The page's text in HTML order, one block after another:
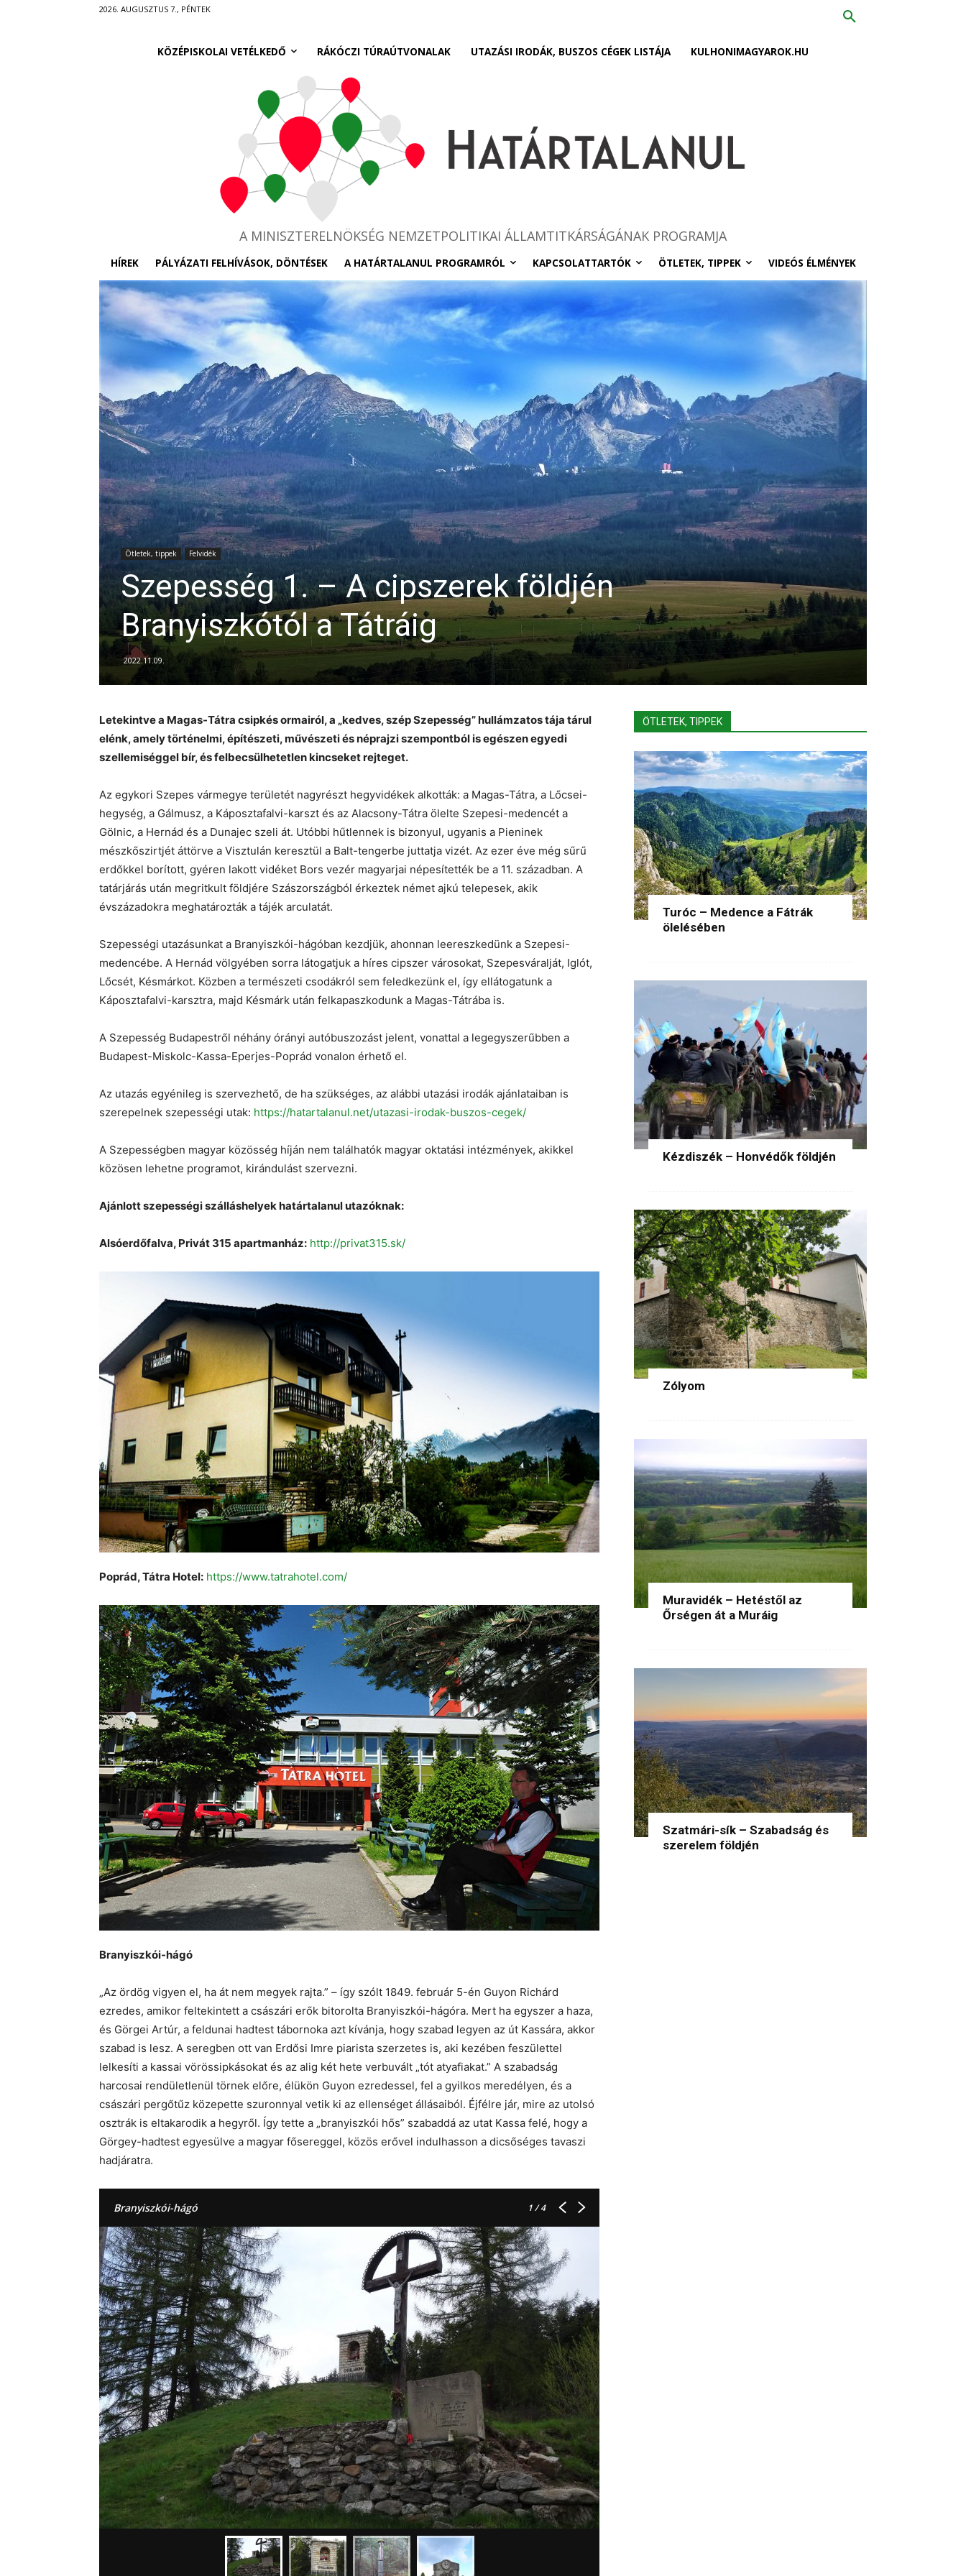
2026. AUGUSZTUS 7., PÉNTEK
KÖZÉPISKOLAI VETÉLKEDŐ RÁKÓCZI TÚRAÚTVONALAK UTAZÁSI IRODÁK, BUSZOS CÉGEK LISTÁJA KULHONIMAGYAROK.HU
A MINISZTERELNÖKSÉG NEMZETPOLITIKAI ÁLLAMTITKÁRSÁGÁNAK PROGRAMJA
HÍREK PÁLYÁZATI FELHÍVÁSOK, DÖNTÉSEK A HATÁRTALANUL PROGRAMRÓL KAPCSOLATTARTÓK ÖTLETEK, TIPPEK VIDEÓS ÉLMÉNYEK
Ötletek, tippek Felvidék
Szepesség 1. – A cipszerek földjén
Branyiszkótól a Tátráig
2022.11.09.
Letekintve a Magas-Tátra csipkés ormairól, a „kedves, szép Szepesség” hullámzatos tája tárul
elénk, amely történelmi, építészeti, művészeti és néprajzi szempontból is egészen egyedi
szellemiséggel bír, és felbecsülhetetlen kincseket rejteget.
Az egykori Szepes vármegye területét nagyrészt hegyvidékek alkották: a Magas-Tátra, a Lőcsei-
hegység, a Gálmusz, a Káposztafalvi-karszt és az Alacsony-Tátra ölelte Szepesi-medencét a
Gölnic, a Hernád és a Dunajec szeli át. Utóbbi hűtlennek is bizonyul, ugyanis a Pieninek
mészkőszirtjét áttörve a Visztulán keresztül a Balt-tengerbe juttatja vizét. Az ezer éve még sűrű
erdőkkel borított, gyéren lakott vidéket Bors vezér magyarjai népesítették be a 11. században. A
tatárjárás után megritkult földjére Szászországból érkeztek német ajkú telepesek, akik
évszázadokra meghatározták a tájék arculatát.
Szepességi utazásunkat a Branyiszkói-hágóban kezdjük, ahonnan leereszkedünk a Szepesi-
medencébe. A Hernád völgyében sorra látogatjuk a híres cipszer városokat, Szepesváralját, Iglót,
Lőcsét, Késmárkot. Közben a természeti csodákról sem feledkezünk el, így ellátogatunk a
Káposztafalvi-karsztra, majd Késmárk után felkapaszkodunk a Magas-Tátrába is.
A Szepesség Budapestről néhány órányi autóbuszozást jelent, vonattal a legegyszerűbben a
Budapest-Miskolc-Kassa-Eperjes-Poprád vonalon érhető el.
Az utazás egyénileg is szervezhető, de ha szükséges, az alábbi utazási irodák ajánlataiban is
szerepelnek szepességi utak: https://hatartalanul.net/utazasi-irodak-buszos-cegek/
A Szepességben magyar közösség híján nem találhatók magyar oktatási intézmények, akikkel
közösen lehetne programot, kirándulást szervezni.
Ajánlott szepességi szálláshelyek határtalanul utazóknak:
Alsóerdőfalva, Privát 315 apartmanház: http://privat315.sk/
Poprád, Tátra Hotel: https://www.tatrahotel.com/
Branyiszkói-hágó
„Az ördög vigyen el, ha át nem megyek rajta.” – így szólt 1849. február 5-én Guyon Richárd
ezredes, amikor feltekintett a császári erők bitorolta Branyiszkói-hágóra. Mert ha egyszer a haza,
és Görgei Artúr, a feldunai hadtest tábornoka azt kívánja, hogy szabad legyen az út Kassára, akkor
szabad is lesz. A seregben ott van Erdősi Imre piarista szerzetes is, aki kezében feszülettel
lelkesíti a kassai vörössipkásokat és az alig két hete verbuvált „tót atyafiakat.” A szabadság
harcosai rendületlenül törnek előre, élükön Guyon ezredessel, fel a gyilkos meredélyen, és a
császári pergőtűz közepette szuronnyal vetik ki az ellenséget állásaiból. Éjfélre jár, mire az utolsó
osztrák is eltakarodik a hegyről. Így tette a „branyiszkói hős” szabaddá az utat Kassa felé, hogy a
Görgey-hadtest egyesülve a magyar fősereggel, közös erővel indulhasson a dicsőséges tavaszi
hadjáratra.
Branyiszkói-hágó 1/ 4
ÖTLETEK, TIPPEK
Turóc – Medence a Fátrák
ölelésében
Kézdiszék – Honvédők földjén
Zólyom
Muravidék – Hetéstől az
Őrségen át a Muráig
Szatmári-sík – Szabadság és
szerelem földjén